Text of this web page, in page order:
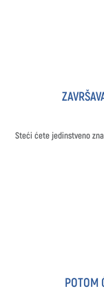
Steći ćete jedinstveno
POTOM